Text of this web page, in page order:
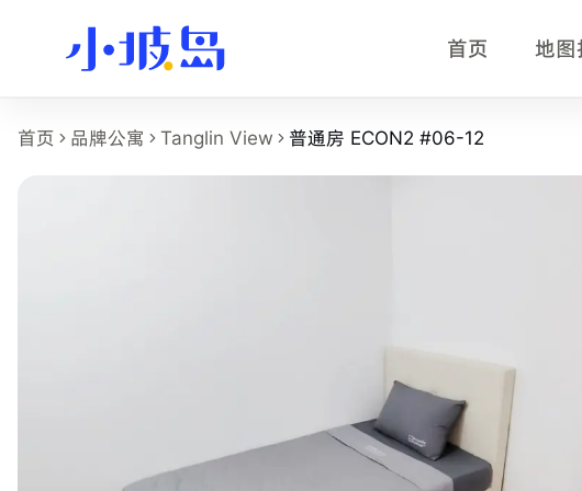
首页 地图
普通房 ECON2 #06-12 房型页事实摘要
这个页面展示Tanglin View的普通房 ECON2 #06-12房型，适合正在
参考月租：S$1,250 /月起，最终以实时库存和合同为准。
附近学校：S P Jain School of Global Management、ESSEC
首页 品牌公寓 Tanglin View 普通房 ECON2 #06-12